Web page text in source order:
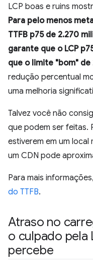
LCP boas e ruins
Para pelo menos
TTFB p75 de 2.270
garante que o LCP
que o limite "bom" de
redução percentual
uma melhoria
Talvez você não
que podem ser feitas.
estiverem em um
um CDN pode
Para mais
do TTFB.
Atraso no
o culpado pela
percebe